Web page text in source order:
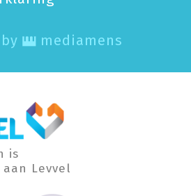
mediamens
is
Levvel